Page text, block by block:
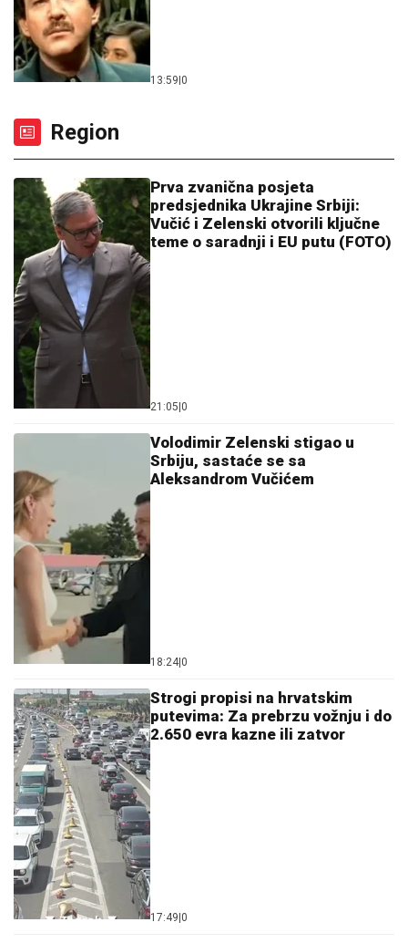
13:59 0
Region
Prva zvanična posjeta
predsjednika Ukrajine Srbiji:
Vučić i Zelenski otvorili ključne
teme o saradnji i EU putu (FOTO)
21:05 0
Volodimir Zelenski stigao u
Srbiju, sastaće se sa
Aleksandrom Vučićem
18:24 0
Strogi propisi na hrvatskim
putevima: Za prebrzu vožnju i do
2.650 evra kazne ili zatvor
17:49 0